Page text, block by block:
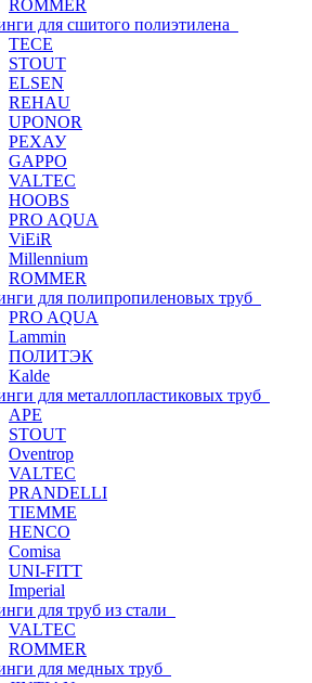
ROMMER
для сшитого полиэтилена
TECE
STOUT
ELSEN
REHAU
UPONOR
РЕХАУ
GAPPO
VALTEC
HOOBS
PRO AQUA
ViEiR
Millennium
ROMMER
для полипропиленовых труб
PRO AQUA
Lammin
ПОЛИТЭК
Kalde
для металлопластиковых труб
APE
STOUT
Oventrop
VALTEC
PRANDELLI
TIEMME
HENCO
Comisa
UNI-FITT
Imperial
для труб из стали
VALTEC
ROMMER
для медных труб